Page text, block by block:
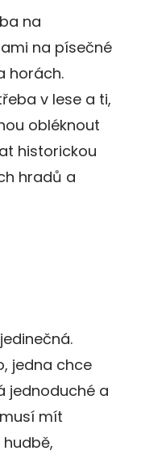
na
na písečné
horách.
v lese a ti,
obléknout
historickou
hradů a
jedna chce
jednoduché a
mít